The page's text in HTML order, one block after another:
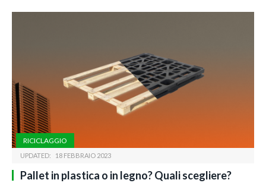
RICICLAGGIO
UPDATED: 18 FEBBRAIO 2023
Pallet in plastica o in legno? Quali scegliere?